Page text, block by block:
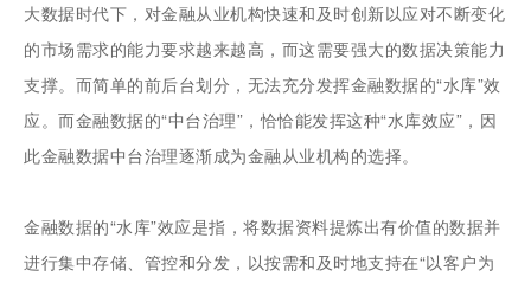
大数据时代下，对金融从业机构快速和及时创新以应对不断变化
的市场需求的能力要求越来越高，而这需要强大的数据决策能力
支撑。而简单的前后台划分，无法充分发挥金融数据的“水库”效
应。而金融数据的“中台治理”，恰恰能发挥这种“水库效应”，因
此金融数据中台治理逐渐成为金融从业机构的选择。
金融数据的“水库”效应是指，将数据资料提炼出有价值的数据并
进行集中存储、管控和分发，以按需和及时地支持在“以客户为